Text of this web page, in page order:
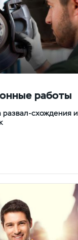
работы
схождения и